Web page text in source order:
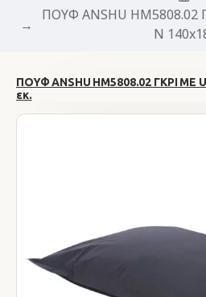
ΠΟΥΦ ANSHU HM5808.02
N
ΠΟΥΦ ANSHU HM5808.02 ΓΚΡΙ ΜΕ
εκ.